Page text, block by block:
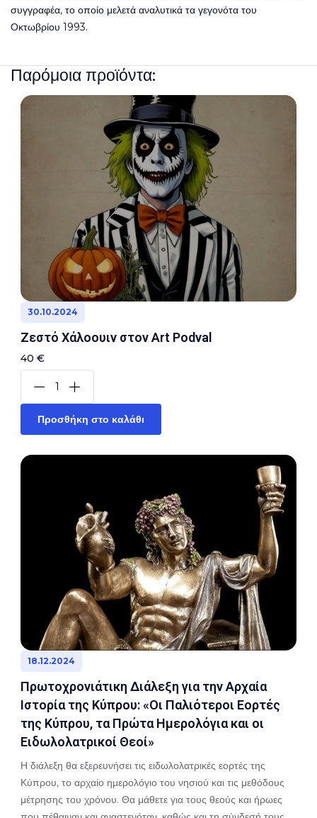
συγγραφέα, το οποίο μελετά αναλυτικά τα γεγονότα του
Οκτωβρίου 1993.
Παρόμοια προϊόντα:
30.10.2024
Ζεστό Χάλοουιν στον Art Podval
40 €
Προσθήκη στο καλάθι
18.12.2024
Πρωτοχρονιάτικη Διάλεξη για την Αρχαία
Ιστορία της Κύπρου: «Οι Παλιότεροι Εορτές
της Κύπρου, τα Πρώτα Ημερολόγια και οι
Ειδωλολατρικοί Θεοί»
Η διάλεξη θα εξερευνήσει τις ειδωλολατρικές εορτές της
Κύπρου, το αρχαίο ημερολόγιο του νησιού και τις μεθόδους
μέτρησης του χρόνου. Θα μάθετε για τους θεούς και ήρωες